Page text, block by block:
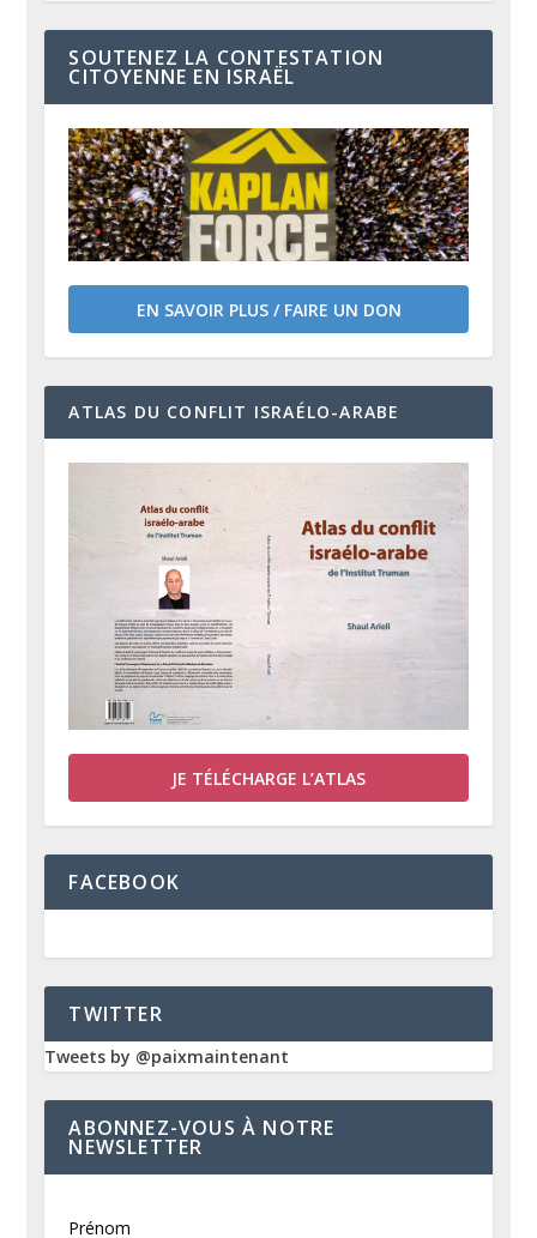
SOUTENEZ LA CONTESTATION
CITOYENNE EN ISRAËL
EN SAVOIR PLUS / FAIRE UN DON
ATLAS DU CONFLIT ISRAÉLO-ARABE
JE TÉLÉCHARGE L’ATLAS
FACEBOOK
TWITTER
Tweets by @paixmaintenant
ABONNEZ-VOUS À NOTRE
NEWSLETTER
Prénom